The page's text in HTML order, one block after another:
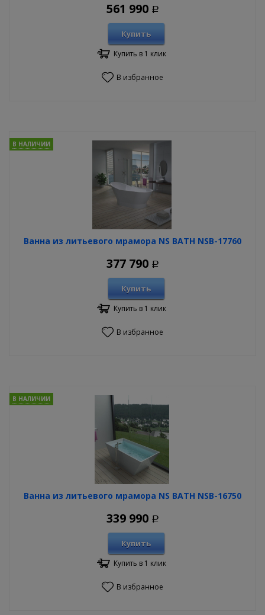
561 990 Р
Купить
Купить в 1 клик
В избранное
Ванна из литьевого мрамора NS BATH NSB-17760
В НАЛИЧИИ
377 790 Р
Купить
Купить в 1 клик
В избранное
Ванна из литьевого мрамора NS BATH NSB-16750
В НАЛИЧИИ
339 990 Р
Купить
Купить в 1 клик
В избранное